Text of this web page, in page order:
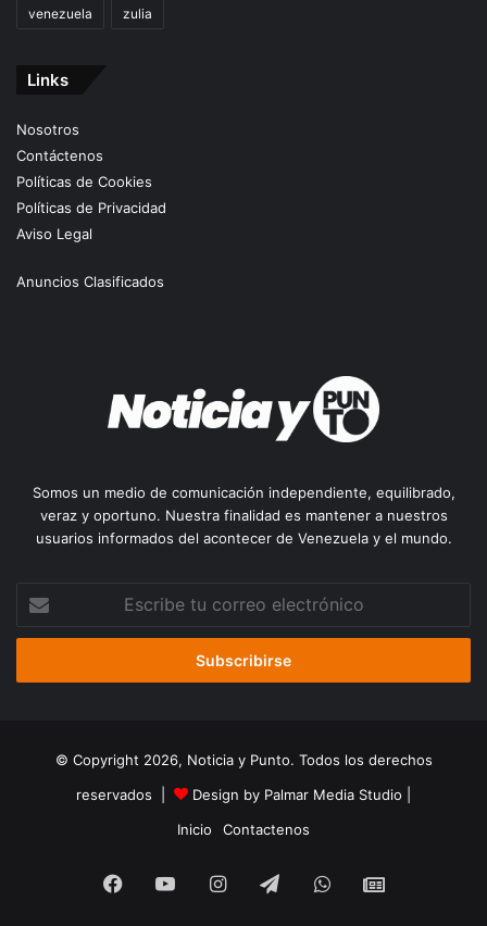
venezuela zulia
Links
Nosotros
Contáctenos
Políticas de Cookies
Políticas de Privacidad
Aviso Legal
Anuncios Clasificados
Somos un medio de comunicación independiente, equilibrado,
veraz y oportuno. Nuestra finalidad es mantener a nuestros
usuarios informados del acontecer de Venezuela y el mundo.
correo
© Copyright 2026, Noticia y Punto. Todos los derechos
reservados |
Design by Palmar Media Studio
Inicio
Contactenos
Facebook
YouTubeInstagramTelegramWhatsApp
Google